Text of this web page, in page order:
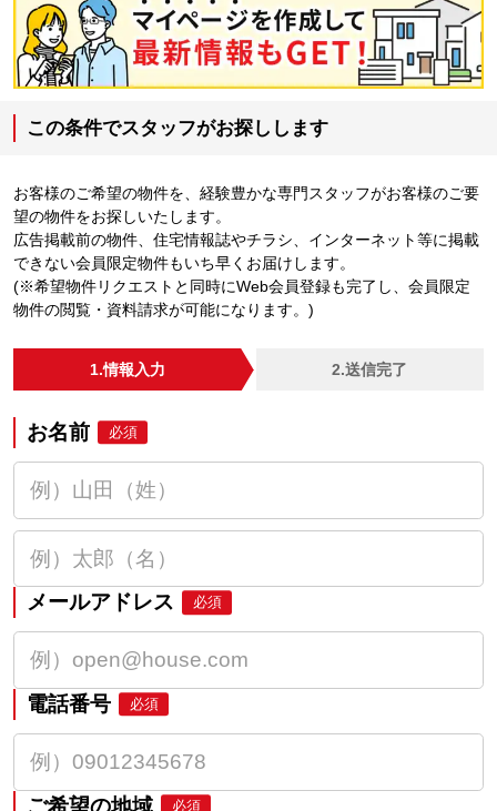
この条件でスタッフがお探しします
お客様のご希望の物件を、経験豊かな専門スタッフがお客様のご要
望の物件をお探しいたします。
広告掲載前の物件、住宅情報誌やチラシ、インターネット等に掲載
できない会員限定物件もいち早くお届けします。
(※希望物件リクエストと同時にWeb会員登録も完了し、会員限定
物件の閲覧・資料請求が可能になります。)
1.情報入力 2.送信完了
お名前 必須
メールアドレス 必須
電話番号 必須
ご希望の地域 必須